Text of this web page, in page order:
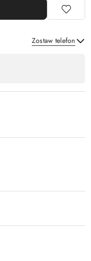
Zostaw telefon